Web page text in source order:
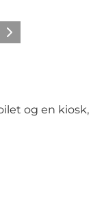
Næste
og en